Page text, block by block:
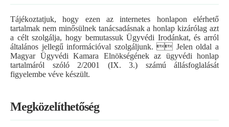
Tájékoztatjuk, hogy ezen az internetes honlapon elérhető
tartalmak nem minősülnek tanácsadásnak a honlap kizárólag azt
a célt szolgálja, hogy bemutassuk Ügyvédi Irodánkat, és arról
általános jellegű információval szolgáljunk.  Jelen oldal a
Magyar Ügyvédi Kamara Elnökségének az ügyvédi honlap
tartalmáról szóló 2/2001 (IX. 3.) számú állásfoglalását
figyelembe véve készült.
Megközelíthetőség